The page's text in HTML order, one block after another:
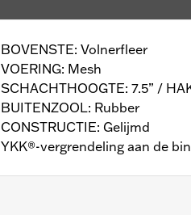
BOVENSTE: Volnerfleer
VOERING: Mesh
SCHACHTHOOGTE: 7.5” /
BUITENZOOL: Rubber
CONSTRUCTIE: Gelijmd
YKK®-vergrendeling aan de